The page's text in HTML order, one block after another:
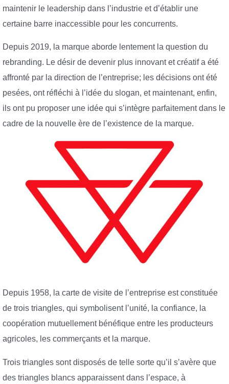
maintenir le leadership dans l’industrie et d’établir une
certaine barre inaccessible pour les concurrents.
Depuis 2019, la marque aborde lentement la question du
rebranding. Le désir de devenir plus innovant et créatif a été
affronté par la direction de l’entreprise; les décisions ont été
pesées, ont réfléchi à l’idée du slogan, et maintenant, enfin,
ils ont pu proposer une idée qui s’intègre parfaitement dans le
cadre de la nouvelle ère de l’existence de la marque.
Depuis 1958, la carte de visite de l’entreprise est constituée
de trois triangles, qui symbolisent l’unité, la confiance, la
coopération mutuellement bénéfique entre les producteurs
agricoles, les commerçants et la marque.
Trois triangles sont disposés de telle sorte qu’il s’avère que
des triangles blancs apparaissent dans l’espace, à